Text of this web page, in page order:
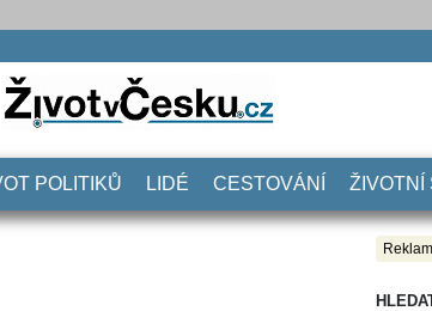
POLITIKŮ LIDÉ CESTOVÁNÍ ŽIVOTNÍ